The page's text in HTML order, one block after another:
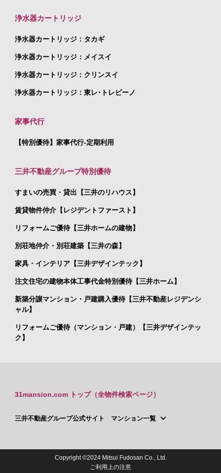
浄水器カートリッジ
浄水器カートリッジ：タカギ
浄水器カートリッジ：メイスイ
浄水器カートリッジ：クリンスイ
浄水器カートリッジ：東レ･トレビーノ
家事代行
【特別優待】家事代行-定期利用
三井不動産グループ特別優待
すまいの売買・貸出【三井のリハウス】
賃貸物件仲介【レジデントファースト】
リフォームご優待【三井ホームの建物】
別荘地仲介・別荘建築【三井の森】
家具・インテリア【三井デザインテック】
注文住宅の建物本体工事代金特別優待【三井ホーム】
新築分譲マンション・戸建購入優待【三井不動産レジデンシ
ャル】
リフォームご優待（マンション・戸建）【三井デザインテッ
ク】
31mansion.com トップ（全物件検索ページ）
三井不動産グループ公式サイト マンション一覧
Copyright ©2024 Mitsui Fudosan Co., Ltd.
ご利用上の注意